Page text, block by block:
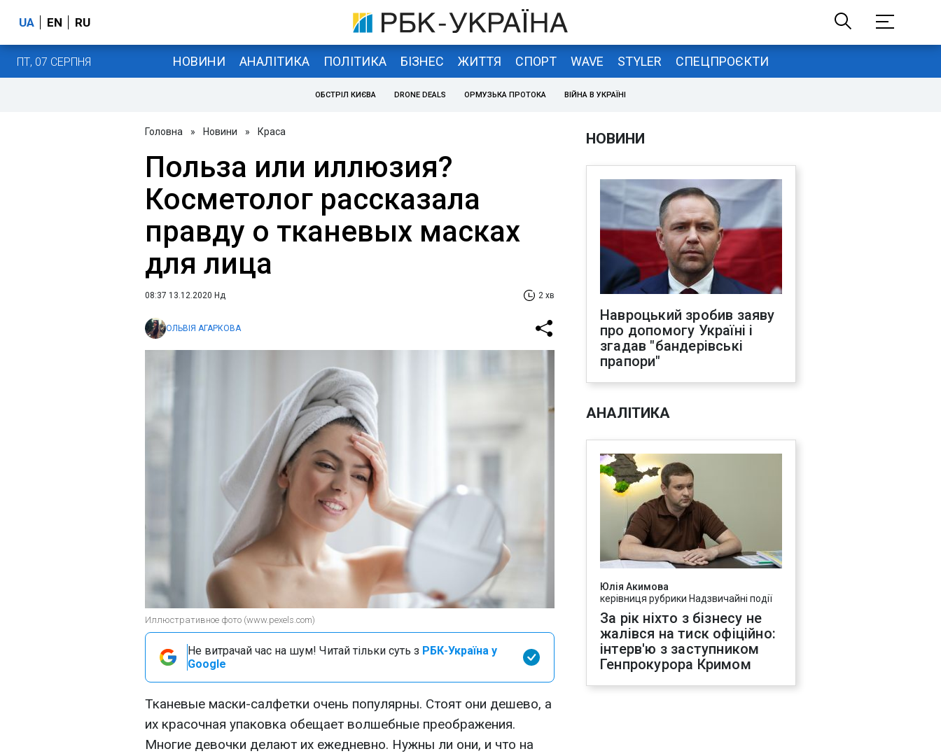
UA EN RU
ПТ, 07 СЕРПНЯ НОВИНИ АНАЛІТИКА ПОЛІТИКА БІЗНЕС ЖИТТЯ СПОРТ WAVE STYLER СПЕЦПРОЄКТИ
ОБСТРІЛ КИЄВА DRONE DEALS ОРМУЗЬКА ПРОТОКА ВІЙНА В УКРАЇНІ
Головна » Новини » Краса
Польза или иллюзия?
Косметолог рассказала
правду о тканевых масках
для лица
08:37 13.12.2020 Нд 2 хв
ОЛЬВІЯ АГАРКОВА
Иллюстративное фото (www.pexels.com)
Не витрачай час на шум! Читай тільки суть з РБК-Україна у
Google
Тканевые маски-салфетки очень популярны. Стоят они дешево, а
их красочная упаковка обещает волшебные преображения.
Многие девочки делают их ежедневно. Нужны ли они, и что на
НОВИНИ
Навроцький зробив заяву
про допомогу Україні і
згадав "бандерівські
прапори"
АНАЛІТИКА
Юлія Акимова
керівниця рубрики Надзвичайні події
За рік ніхто з бізнесу не
жалівся на тиск офіційно:
інтерв'ю з заступником
Генпрокурора Кримом